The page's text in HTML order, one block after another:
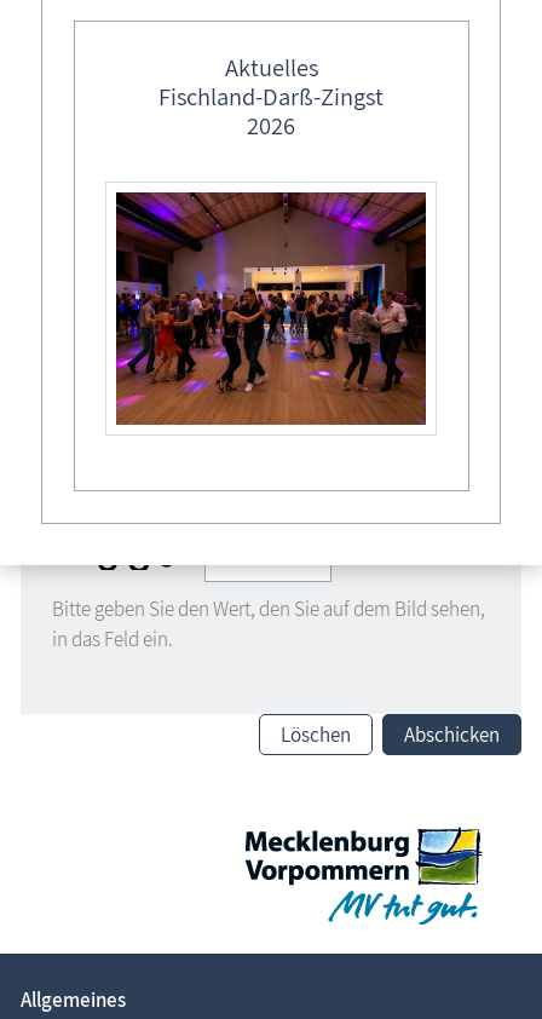
Ich habeDatenschutzerklärunggelesen und
akzeptiere sie.
Sicherheitsabfrage*
Bitte geben Sie den Wert, den Sie auf dem Bild sehen,
in das Feld ein.
Löschen Abschicken
Aktuelles
Fischland-Darß-Zingst
2026
Allgemeines